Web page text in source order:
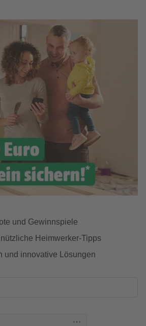
und Gewinnspiele
Heimwerker-Tipps
und innovative Lösungen